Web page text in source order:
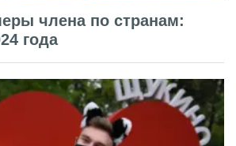
члена по странам:
года